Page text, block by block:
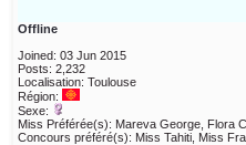
Offline
Joined: 03 Jun 2015
Posts: 2,232
Localisation: Toulouse
Région:
Sexe:
Miss Préférée(s): Mareva George, Flora
Concours préféré(s): Miss Tahiti, Miss